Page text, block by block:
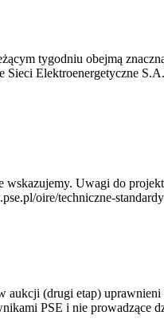
tygodniu obejmą
Elektroenergetyczne
Uwagi do
oire/techniczne-
aukcji (drugi etap)
PSE i nie prowadzące